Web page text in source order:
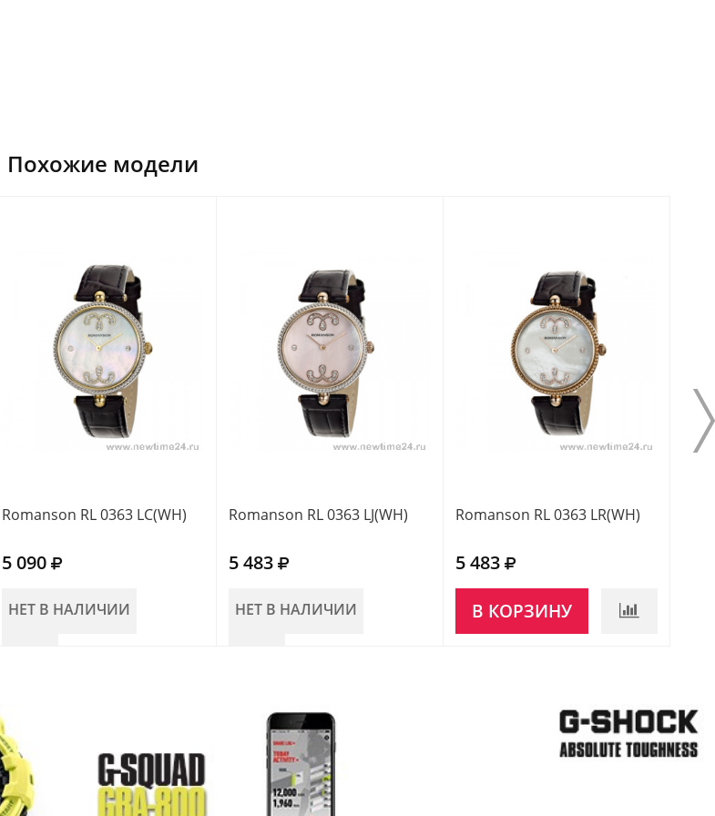
Похожие модели
Romanson RL 0363 LC(WH)
5 090
НЕТ В НАЛИЧИИ
Romanson RL 0363 LJ(WH)
5 483
НЕТ В НАЛИЧИИ
Romanson RL 0363 LR(WH)
5 483
В КОРЗИНУ